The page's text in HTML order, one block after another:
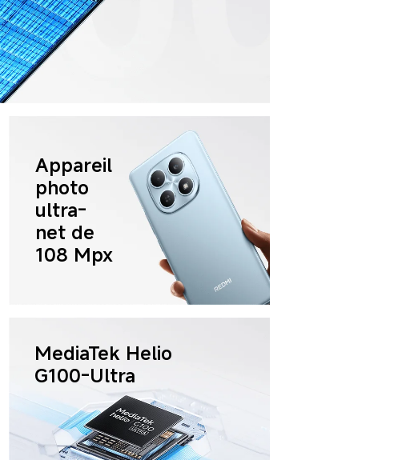
Appareil
photo
ultra-
net de
108 Mpx
MediaTek Helio
G100-Ultra